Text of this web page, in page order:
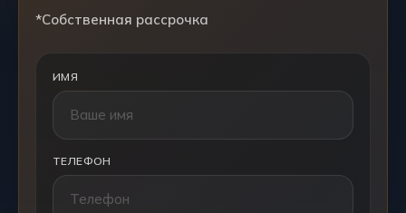
*Собственная рассрочка
ИМЯ
ТЕЛЕФОН